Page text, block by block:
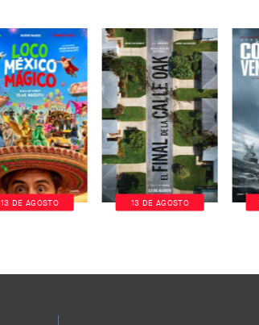
13 DE AGOSTO 13 DE AGOSTO